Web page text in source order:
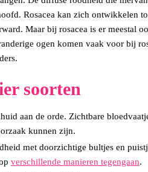
Rosacea kan zich ontwikkelen
Maar bij rosacea is er meestal
ogen komen vaak voor bij
soorten
aan de orde. Zichtbare
kunnen zijn.
met doorzichtige bultjes en
verschillende manieren tegengaan.